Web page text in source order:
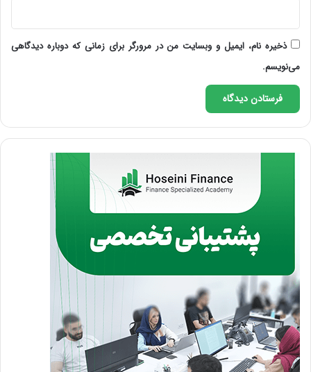
ذخیره نام، ایمیل و وبسایت من در مرورگر برای زمانی که دوباره دیدگاهی
می‌نویسم.